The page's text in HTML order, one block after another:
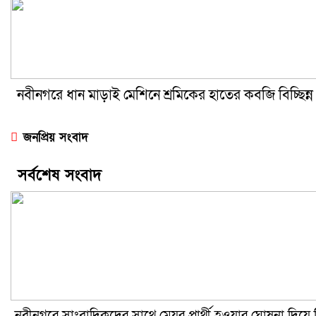
নবীনগরে ধান মাড়াই মেশিনে শ্রমিকের হাতের কবজি বিচ্ছিন্ন
জনপ্রিয় সংবাদ
সর্বশেষ সংবাদ